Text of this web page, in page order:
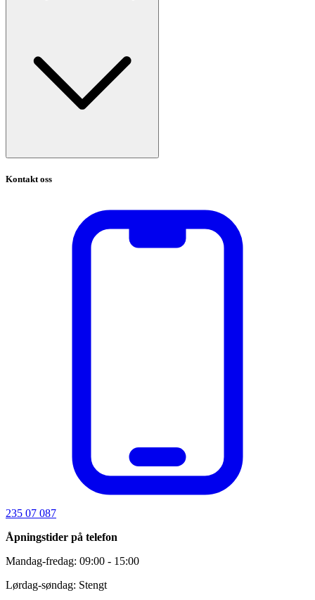
Kontakt oss
235 07 087
Åpningstider på telefon
Mandag-fredag: 09:00 - 15:00
Lørdag-søndag: Stengt